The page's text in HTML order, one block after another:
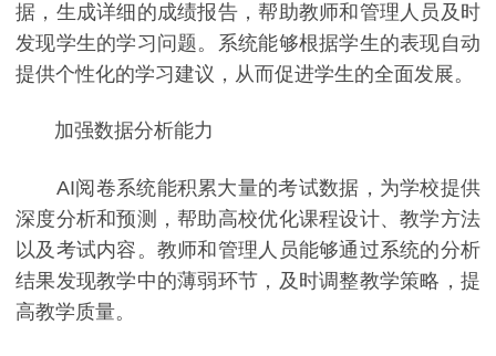
据，生成详细的成绩报告，帮助教师和管理人员及时
发现学生的学习问题。系统能够根据学生的表现自动
提供个性化的学习建议，从而促进学生的全面发展。
加强数据分析能力
AI阅卷系统能积累大量的考试数据，为学校提供
深度分析和预测，帮助高校优化课程设计、教学方法
以及考试内容。教师和管理人员能够通过系统的分析
结果发现教学中的薄弱环节，及时调整教学策略，提
高教学质量。